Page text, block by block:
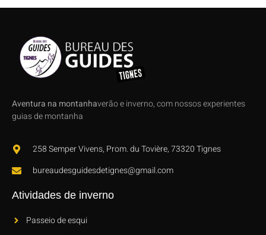
Aventura na montanhaverão e inverno, com nossos experientes
guias de montanha
258 Semper Vivens, Prom. du Tovière, 73320 Tignes
bureaudesguidesdetignes@gmail.com
Atividades de inverno
Passeio de esqui